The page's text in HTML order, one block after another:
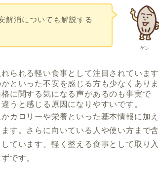
ゲン
解消についても解説する
られる軽い食事として注目されています
といった不安を感じる方も少なくありま
に関する気になる声があるのも事実で
うと感じる原因になりやすいです。
カロリーや栄養といった基本情報に加え
す。さらに向いている人や使い方まで含
ています。軽く整える食事として取り入
です。